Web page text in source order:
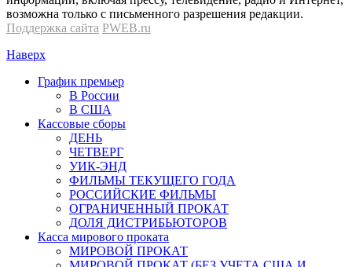
возможна только с письменного разрешения редакции.
Поддержка сайта PWEB.ru
Наверх
График премьер
В России
В США
Кассовые сборы
ДЕНЬ
ЧЕТВЕРГ
УИК-ЭНД
ФИЛЬМЫ ТЕКУЩЕГО ГОДА
РОССИЙСКИЕ ФИЛЬМЫ
ОГРАНИЧЕННЫЙ ПРОКАТ
ДОЛЯ ДИСТРИБЬЮТОРОВ
Касса мирового проката
МИРОВОЙ ПРОКАТ